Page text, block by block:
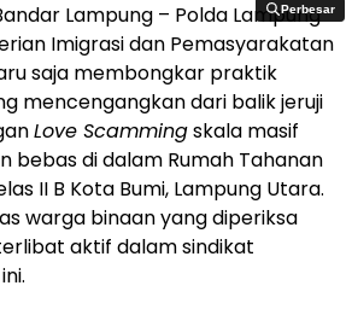
Perbesar
Perbesar
Lampung – Polda Lampung
Imigrasi dan Pemasyarakatan
saja membongkar praktik
mencengangkan dari balik jeruji
Love Scammingskala masif
bebas di dalam Rumah Tahanan
II B Kota Bumi, Lampung Utara.
warga binaan yang diperiksa
aktif dalam sindikat